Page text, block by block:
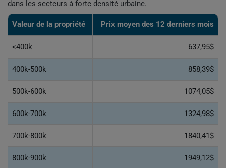
dans les secteurs à forte densité urbaine.
Valeur de la propriété Prix moyen des 12 derniers mois
<400k 637,95$
400k-500k 858,39$
500k-600k 1074,05$
600k-700k 1324,98$
700k-800k 1840,41$
800k-900k 1949,12$